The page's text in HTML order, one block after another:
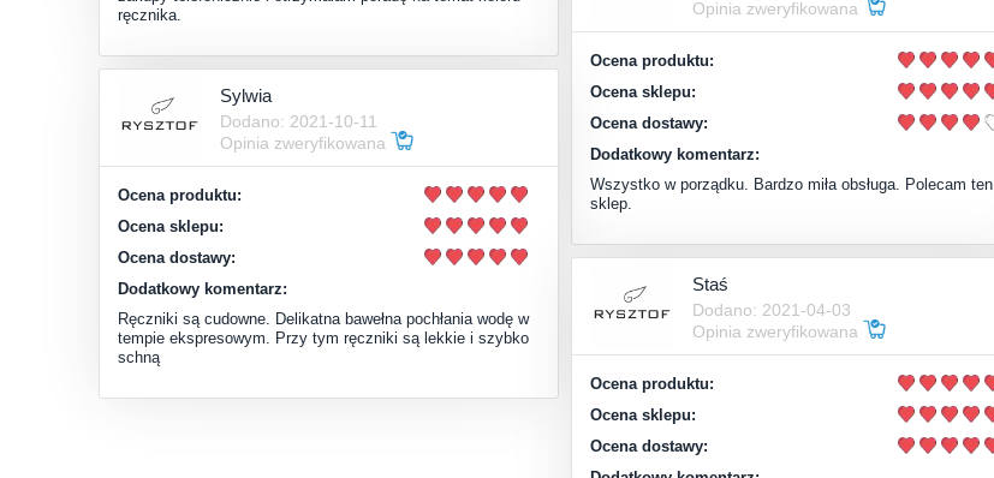
ręcznika.
Opinia zweryfikowana
Ocena produktu:
Ocena sklepu:
Ocena dostawy:
Dodatkowy komentarz:
Wszystko w porządku. Bardzo miła obsługa. Polecam ten
sklep.
Sylwia
Dodano: 2021-10-11
Opinia zweryfikowana
Ocena produktu:
Ocena sklepu:
Ocena dostawy:
Dodatkowy komentarz:
Ręczniki są cudowne. Delikatna bawełna pochłania wodę w
tempie ekspresowym. Przy tym ręczniki są lekkie i szybko
schną
Staś
Dodano: 2021-04-03
Opinia zweryfikowana
Ocena produktu:
Ocena sklepu:
Ocena dostawy: